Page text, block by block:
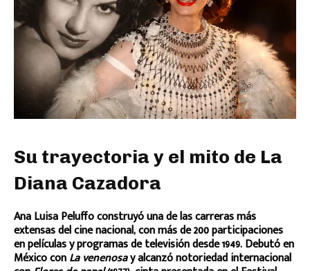
Su trayectoria y el mito de La
Diana Cazadora
Ana Luisa Peluffo construyó una de las carreras más
extensas del cine nacional, con más de 200 participaciones
en películas y programas de televisión desde 1949. Debutó en
México conLa venenosay alcanzó notoriedad internacional